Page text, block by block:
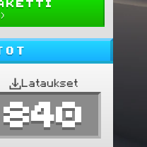
)
Lataukset
840